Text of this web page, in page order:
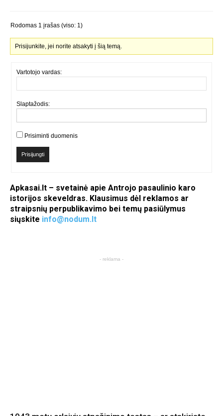
Rodomas 1 įrašas (viso: 1)
Prisijunkite, jei norite atsakyti į šią temą.
Vartotojo vardas:
Slaptažodis:
Prisiminti duomenis
Prisijungti
Apkasai.lt – svetainė apie Antrojo pasaulinio karo
istorijos skeveldras. Klausimus dėl reklamos ar
straipsnių perpublikavimo bei temų pasiūlymus
siųskite info@nodum.lt
- reklama -